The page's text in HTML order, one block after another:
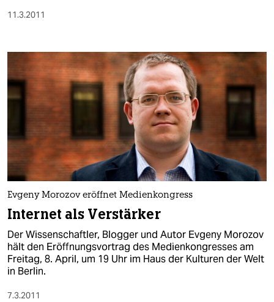
11.3.2011
Evgeny Morozov eröffnet Medienkongress
Internet als Verstärker
Der Wissenschaftler, Blogger und Autor Evgeny Morozov
hält den Eröffnungsvortrag des Medienkongresses am
Freitag, 8. April, um 19 Uhr im Haus der Kulturen der Welt
in Berlin.
7.3.2011